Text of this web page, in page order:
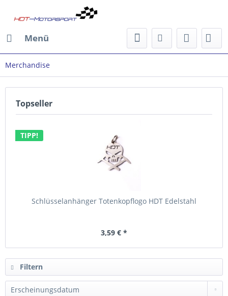
Menü
Merchandise
Topseller
TIPP!
Schlüsselanhänger Totenkopflogo HDT Edelstahl
3,59 € *
Filtern